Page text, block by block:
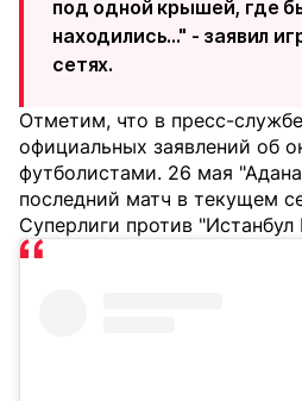
под одной крышей, где
находились..." - заявил
сетях.
Отметим, что в пресс-
официальных заявлений об
футболистами. 26 мая
последний матч в текущем
Суперлиги против